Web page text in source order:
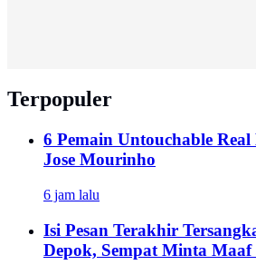
Terpopuler
6 Pemain Untouchable
Jose Mourinho
6 jam lalu
Isi Pesan Terakhir
Depok, Sempat Minta Maaf